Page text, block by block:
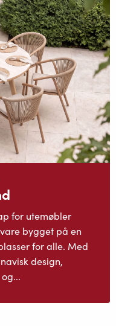
for utemøbler
bygget på en
for alle. Med
design,